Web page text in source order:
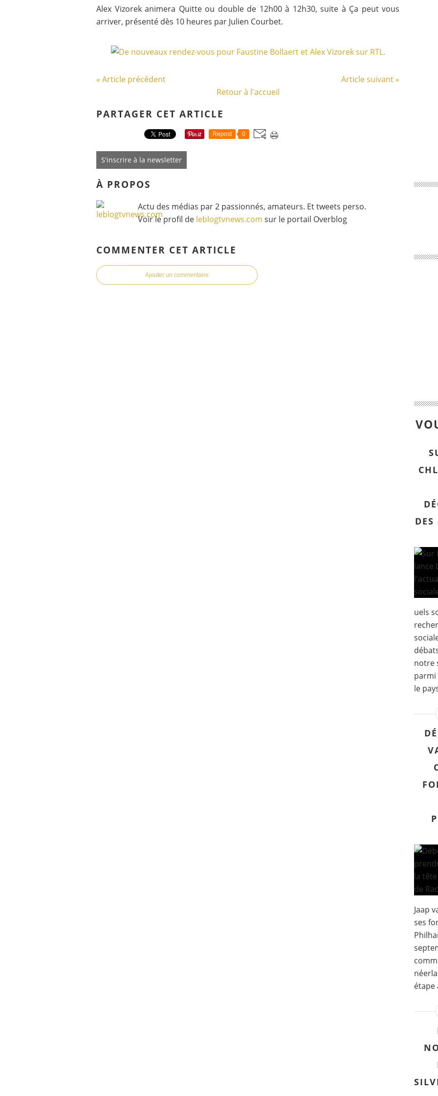
Alex Vizorek animera Quitte ou double de 12h00 à 12h30, suite à Ça peut vous
arriver, présenté dès 10 heures par Julien Courbet.
« Article précédent
Article suivant »
Retour à l'accueil
PARTAGER CET ARTICLE
Repost 0
S'inscrire à la newsletter
À PROPOS
Actu des médias par 2 passionnés, amateurs. Et tweets perso.
Voir le profil de leblogtvnews.com sur le portail Overblog
COMMENTER CET ARTICLE
Ajouter un commentaire
uels
notre
le
Jaap
ses
étape